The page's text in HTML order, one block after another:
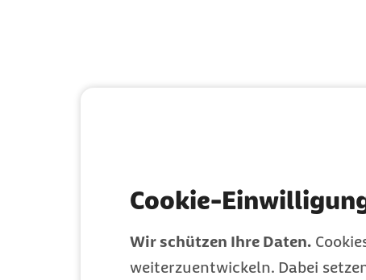
Cookie-
Wir schützen Ihre Daten.
weiterzuentwickeln. Dabei